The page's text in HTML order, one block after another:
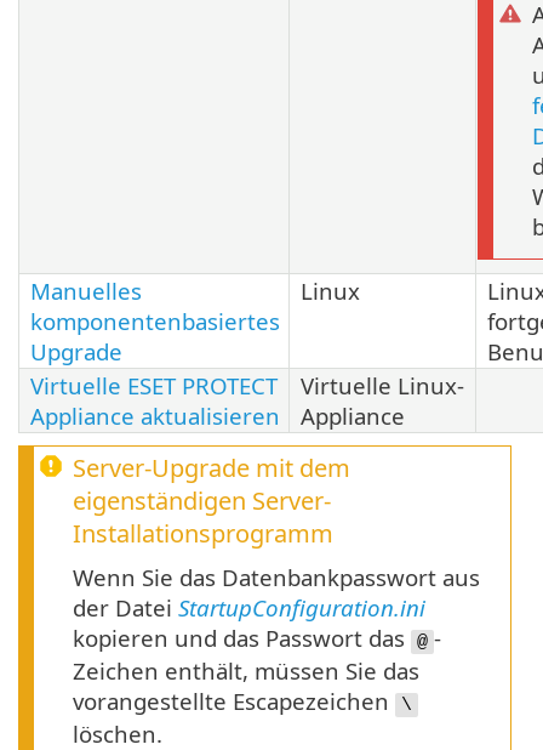
Manuelles
komponentenbasiertes
Upgrade
Linux
Virtuelle ESET PROTECT
Appliance aktualisieren
Virtuelle Linux-
Appliance
Server-Upgrade mit dem
eigenständigen Server-
Installationsprogramm
Wenn Sie das Datenbankpasswort aus
der Datei StartupConfiguration.ini
kopieren und das Passwort das
@ -
Zeichen enthält, müssen Sie das
vorangestellte Escapezeichen
\
löschen.